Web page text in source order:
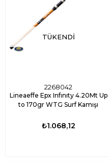
TÜKENDI
2268042
Lineaeffe Epx Infınıty 4.20Mt Up
to 170gr WTG Surf Kamışı
₺1.068,12